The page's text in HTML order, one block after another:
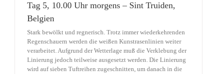
Tag 5, 10.00 Uhr morgens – Sint Truiden,
Belgien
Stark bewölkt und regnerisch. Trotz immer wiederkehrenden
Regenschauern werden die weißen Kunstrasenlinien weiter
verarbeitet. Aufgrund der Wetterlage muß die Verklebung der
Linierung jedoch teilweise ausgesetzt werden. Die Linierung
wird auf sieben Tuftreihen zugeschnitten, um danach in die